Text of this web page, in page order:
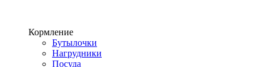
Кормление
Бутылочки
Нагрудники
Посуда